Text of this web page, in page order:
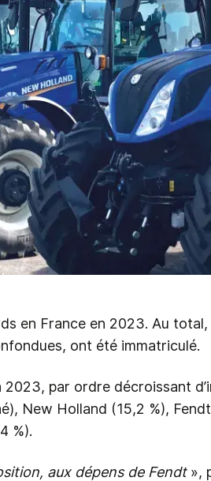
en France en 2023. Au total,
ont été immatriculé.
par ordre décroissant
New Holland (15,2 %),
%).
aux dépens de Fendt»,